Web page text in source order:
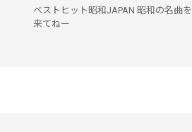
ベストヒット昭和JAPAN 昭和の名曲
来てねー